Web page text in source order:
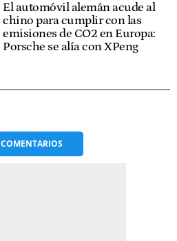
El automóvil alemán acude al
chino para cumplir con las
emisiones de CO2 en Europa:
Porsche se alía con XPeng
COMENTARIOS